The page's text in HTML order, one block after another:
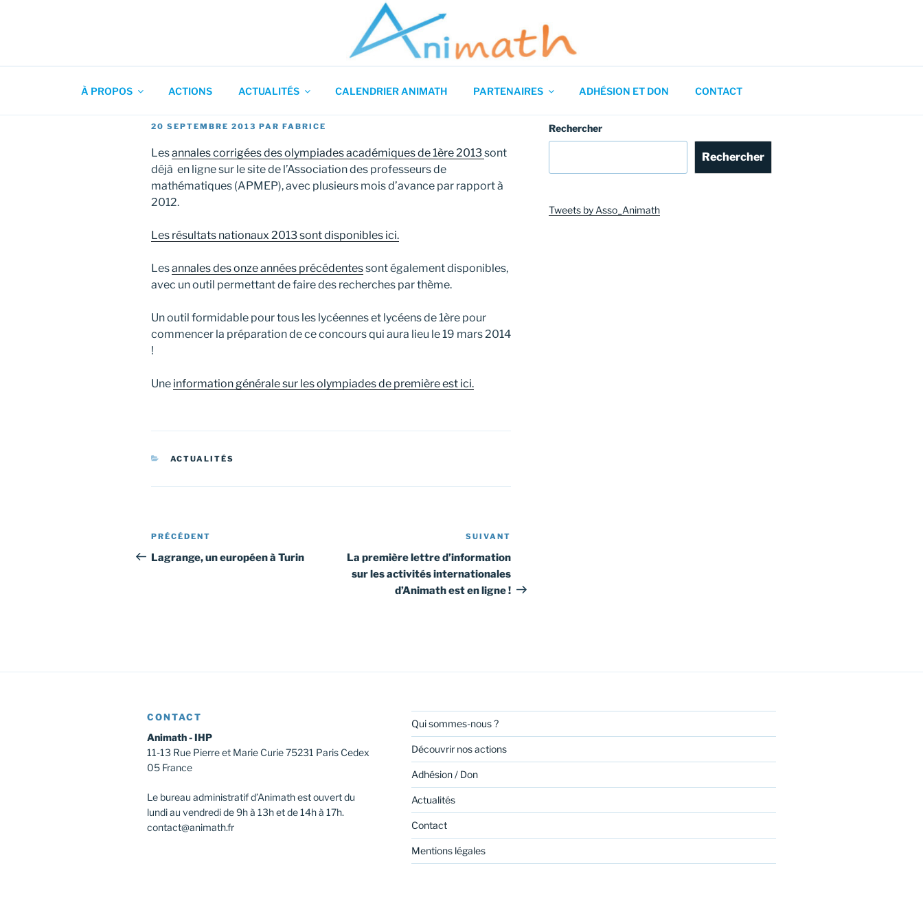
Association pour l'Animation en Mathématiques
À PROPOS ACTIONS ACTUALITÉS CALENDRIER ANIMATH PARTENAIRES ADHÉSION ET DON CONTACT
PUBLIÉ
20 SEPTEMBRE 2013 PAR FABRICE
Lesannales corrigées des olympiades académiques de 1ère 2013sont
déjà en ligne sur le site de l’Association des professeurs de
mathématiques (APMEP), avec plusieurs mois d’avance par rapport à
2012.
Les résultats nationaux 2013 sont disponibles ici.
Lesannales des onze années précédentessont également disponibles,
avec un outil permettant de faire des recherches par thème.
Un outil formidable pour tous les lycéennes et lycéens de 1ère pour
commencer la préparation de ce concours qui aura lieu le 19 mars 2014
!
Une information générale sur les olympiades de première est ici.
CATÉGORIES
ACTUALITÉS
Navigation
de
Article
précédent
PRÉCÉDENT
Lagrange, un européen à Turin
suivant
SUIVANT
La première lettre d’information
sur les activités internationales
d’Animath est en ligne !
Rechercher
Rechercher
Tweets by Asso_Animath
CONTACT
Animath - IHP
11-13 Rue Pierre et Marie Curie 75231 Paris Cedex
05 France
Le bureau administratif d’Animath est ouvert du
lundi au vendredi de 9h à 13h et de 14h à 17h.
contact@animath.fr
Qui sommes-nous ?
Découvrir nos actions
Adhésion / Don
Actualités
Contact
Mentions légales